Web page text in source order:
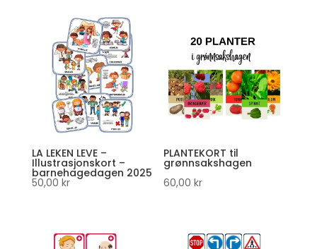
LA LEKEN LEVE –
Illustrasjonskort –
barnehagedagen 2025
50,00 kr
PLANTEKORT til
grønnsakshagen
60,00kr